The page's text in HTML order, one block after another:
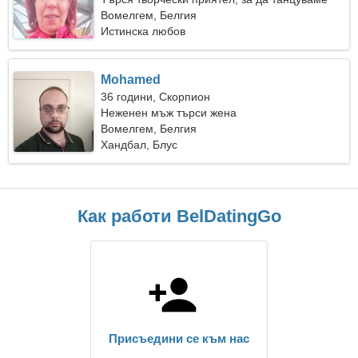
заедно
Вомелгем, Белгия
Истинска любов
Mohamed
36 години, Скорпион
Неженен мъж търси жена
Вомелгем, Белгия
Хандбал, Блус
Как работи BelDatingGo
Присъедини се към нас